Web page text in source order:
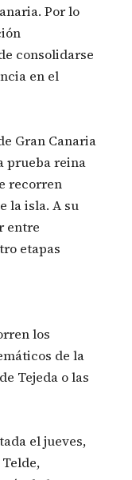
Por lo
consolidarse
en el
Gran Canaria
prueba reina
recorren
la isla. A su
entre
etapas
los
de la
Tejeda o las
el jueves,